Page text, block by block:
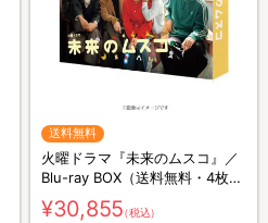
送料無料
火曜ドラマ『未来のムスコ』／
Blu-ray BOX（送料無料・4枚
組）
¥30,855（税込）